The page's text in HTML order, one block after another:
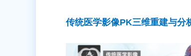
传统医学影像PK三维重建与分